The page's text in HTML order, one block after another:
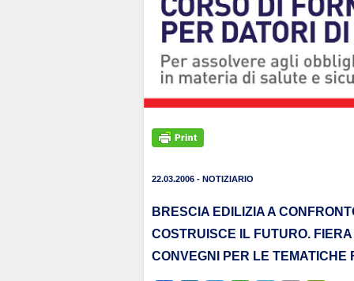
22.03.2006 - NOTIZIARIO
BRESCIA EDILIZIA A
COSTRUISCE IL FUTURO.
CONVEGNI PER LE TEMATICHE